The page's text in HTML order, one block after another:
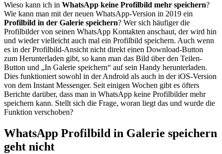
Wieso kann ich in WhatsApp keine Profilbild mehr speichern?
Wie kann man mit der neuen WhatsApp-Version in 2019 ein
Profilbild in der Galerie speichern? Wer sich häufiger die
Profilbilder von seinen WhatsApp Kontakten anschaut, der wird hin
und wieder vielleicht auch mal ein Profilbild speichern. Auch wenn
es in der Profilbild-Ansicht nicht direkt einen Download-Button
zum Herunterladen gibt, so kann man das Bild über den Teilen-
Button und „In Galerie speichern“ auf sein Handy herunterladen.
Dies funktioniert sowohl in der Android als auch in der iOS-Version
von dem Instant Messenger. Seit einigen Wochen gibt es öfters
Berichte darüber, dass man in WhatsApp keine Profilbilder mehr
speichern kann. Stellt sich die Frage, woran liegt das und wurde die
Funktion verschoben?
WhatsApp Profilbild in Galerie speichern
geht nicht